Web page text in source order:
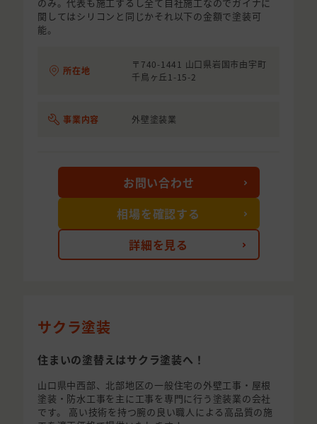
のみ。代表も施工するし全て自社施工なのでガイナに
関してはシリコンと同じかそれ以下の金額で塗装可
能。
所在地
〒740-1441 山口県岩国市由宇町
千鳥ヶ丘1-15-2
事業内容 外壁塗装業
詳細を見る
お問い合わせ
相場を確認する
サクラ塗装
住まいの塗替えはサクラ塗装へ！
山口県中西部、北部地区の一般住宅の外壁工事・屋根
塗装・防水工事を主に工事を専門に行う塗装業の会社
です。 高い技術を持つ腕の良い職人による高品質の施